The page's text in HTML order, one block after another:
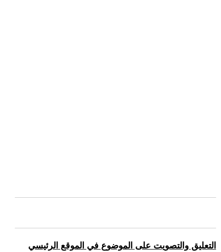
التعليق والتصويت على الموضوع في الموقع الرئيسي